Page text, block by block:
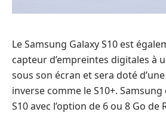
Le Samsung Galaxy S10 est
capteur d’empreintes digitales à
sous son écran et sera doté
inverse comme le S10+.
S10 avec l’option de 6 ou 8 Go de